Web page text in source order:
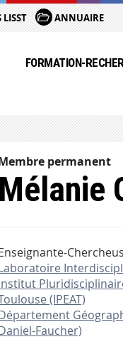
LISST ANNUAIRE
FORMATION-
permanent
Mélanie
(IPEAT)
Faucher)